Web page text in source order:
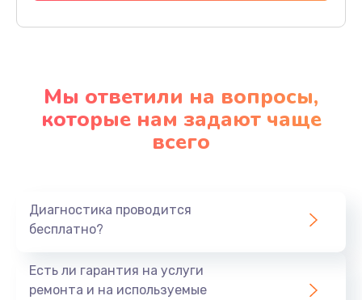
Мы ответили на вопросы,
которые нам задают чаще
всего
Диагностика проводится
бесплатно?
Есть ли гарантия на услуги
ремонта и на используемые